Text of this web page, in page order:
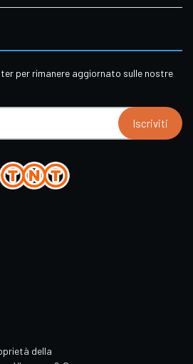
per rimanere aggiornato sulle nostre
Iscriviti
della